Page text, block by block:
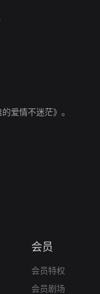
爱情不迷茫》。
会员
会员特权
会员剧场